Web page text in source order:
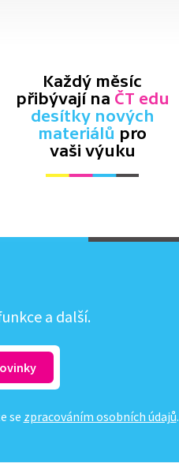
Každý měsíc
přibývají na ČT edu
desítky nových
materiálů pro
vaši výuku
a další.
se zpracováním osobních údajů.